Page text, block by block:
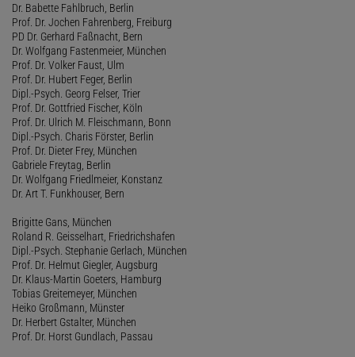
Dr. Babette Fahlbruch, Berlin
Prof. Dr. Jochen Fahrenberg, Freiburg
PD Dr. Gerhard Faßnacht, Bern
Dr. Wolfgang Fastenmeier, München
Prof. Dr. Volker Faust, Ulm
Prof. Dr. Hubert Feger, Berlin
Dipl.-Psych. Georg Felser, Trier
Prof. Dr. Gottfried Fischer, Köln
Prof. Dr. Ulrich M. Fleischmann, Bonn
Dipl.-Psych. Charis Förster, Berlin
Prof. Dr. Dieter Frey, München
Gabriele Freytag, Berlin
Dr. Wolfgang Friedlmeier, Konstanz
Dr. Art T. Funkhouser, Bern
Brigitte Gans, München
Roland R. Geisselhart, Friedrichshafen
Dipl.-Psych. Stephanie Gerlach, München
Prof. Dr. Helmut Giegler, Augsburg
Dr. Klaus-Martin Goeters, Hamburg
Tobias Greitemeyer, München
Heiko Großmann, Münster
Dr. Herbert Gstalter, München
Prof. Dr. Horst Gundlach, Passau